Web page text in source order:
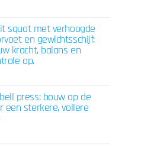
squat met verhoogde
en gewichtsschijf:
kracht, balans en
op.
press: bouw op de
een sterkere, vollere